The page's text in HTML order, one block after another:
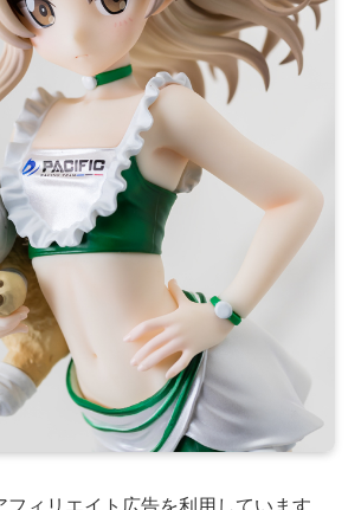
ィリエイト広告を利用しています